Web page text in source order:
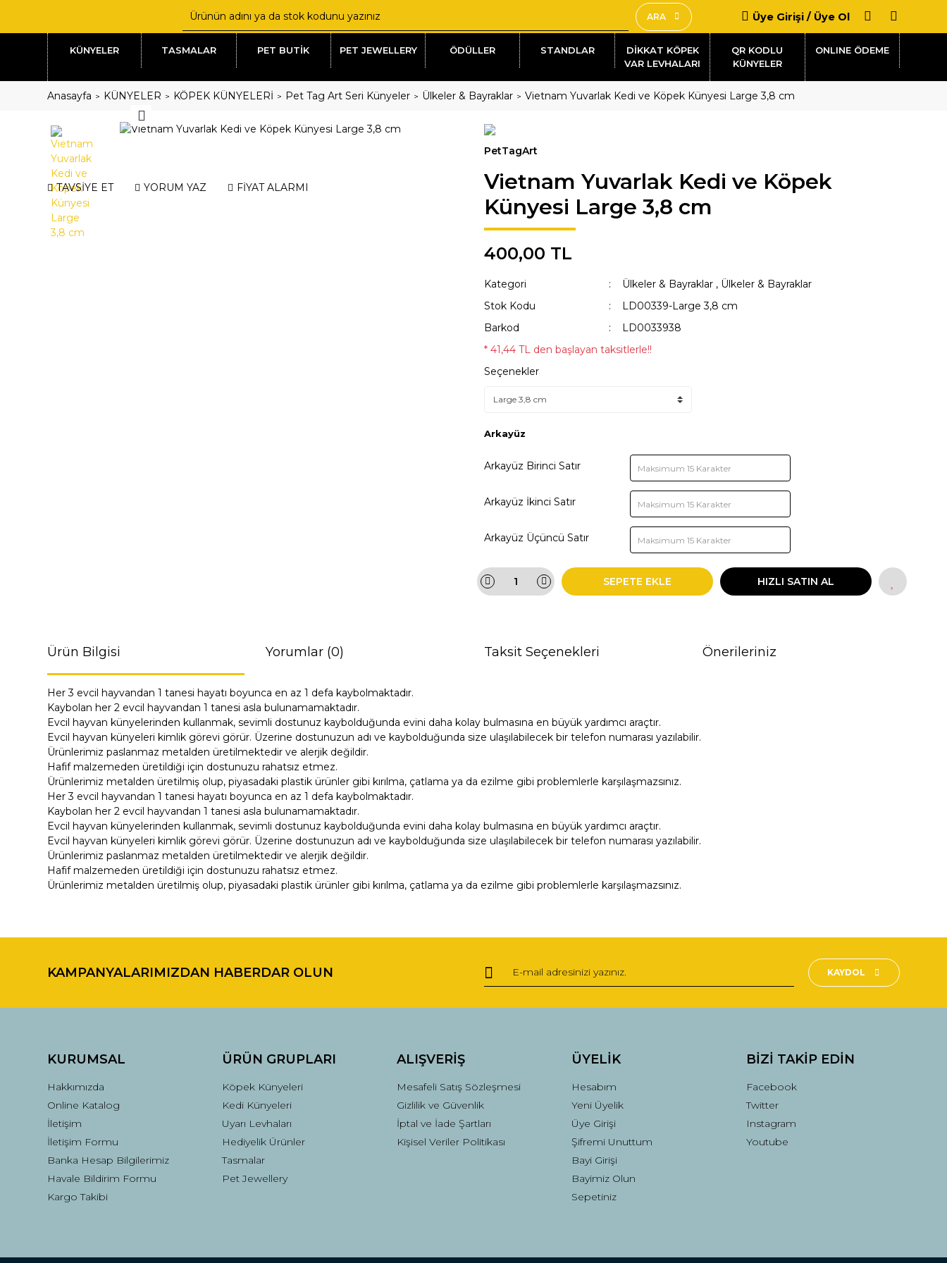
ARA Üye Girişi / Üye Ol
KÜNYELER TASMALAR PET BUTİK PET JEWELLERY ÖDÜLLER STANDLAR
DİKKAT KÖPEK
VAR LEVHALARI
QR KODLU
KÜNYELER
Anasayfa KÜNYELER KÖPEK KÜNYELERİ Pet Tag Art Seri Künyeler Ülkeler & Bayraklar Vietnam Yuvarlak Kedi ve Köpek Künyesi Large 3,8 cm
TAVSİYE ET YORUM YAZ FİYAT ALARMI
PetTagArt
Vietnam Yuvarlak Kedi ve Köpek
Künyesi Large 3,8 cm
400,00 TL
Kategori Ülkeler & Bayraklar , Ülkeler & Bayraklar
Stok Kodu
LD00339-Large 3,8 cm
Barkod
LD0033938
* 41,44 TL den başlayan taksitlerle!!
Seçenekler
Arkayüz
Arkayüz Birinci Satır
Arkayüz İkinci Satır
Arkayüz Üçüncü Satır
SEPETE EKLE HIZLI SATIN AL
Ürün Bilgisi Yorumlar (0) Taksit Seçenekleri Önerileriniz
Her 3 evcil hayvandan 1 tanesi hayatı boyunca en az 1 defa kaybolmaktadır.
Kaybolan her 2 evcil hayvandan 1 tanesi asla bulunamamaktadır.
Evcil hayvan künyelerinden kullanmak, sevimli dostunuz kaybolduğunda evini daha kolay bulmasına en büyük yardımcı araçtır.
Evcil hayvan künyeleri kimlik görevi görür. Üzerine dostunuzun adı ve kaybolduğunda size ulaşılabilecek bir telefon numarası yazılabilir.
Ürünlerimiz paslanmaz metalden üretilmektedir ve alerjik değildir.
Hafif malzemeden üretildiği için dostunuzu rahatsız etmez.
Ürünlerimiz metalden üretilmiş olup, piyasadaki plastik ürünler gibi kırılma, çatlama ya da ezilme gibi problemlerle karşılaşmazsınız.
Her 3 evcil hayvandan 1 tanesi hayatı boyunca en az 1 defa kaybolmaktadır.
Kaybolan her 2 evcil hayvandan 1 tanesi asla bulunamamaktadır.
Evcil hayvan künyelerinden kullanmak, sevimli dostunuz kaybolduğunda evini daha kolay bulmasına en büyük yardımcı araçtır.
Evcil hayvan künyeleri kimlik görevi görür. Üzerine dostunuzun adı ve kaybolduğunda size ulaşılabilecek bir telefon numarası yazılabilir.
Ürünlerimiz paslanmaz metalden üretilmektedir ve alerjik değildir.
Hafif malzemeden üretildiği için dostunuzu rahatsız etmez.
Ürünlerimiz metalden üretilmiş olup, piyasadaki plastik ürünler gibi kırılma, çatlama ya da ezilme gibi problemlerle karşılaşmazsınız.
Yorum Yaz
Görüş ve önerileriniz için teşekkür ederiz.
Ürün resmi kalitesiz, bozuk veya görüntülenemiyor.
Ürün bilgilerinde hatalar bulunuyor.
Bu ürüne benzer farklı alternatifler olmalı.
Gönder
KAMPANYALARIMIZDAN HABERDAR OLUN KAYDOL
KURUMSAL
Hakkımızda
Online Katalog
İletişim
İletişim Formu
Banka Hesap Bilgilerimiz
Havale Bildirim Formu
Kargo Takibi
ÜRÜN GRUPLARI
Köpek Künyeleri
Kedi Künyeleri
Uyarı Levhaları
Hediyelik Ürünler
Tasmalar
Pet Jewellery
ALIŞVERİŞ
Mesafeli Satış Sözleşmesi
Gizlilik ve Güvenlik
İptal ve İade Şartları
Kişisel Veriler Politikası
ÜYELİK
Hesabım
Yeni Üyelik
Üye Girişi
Şifremi Unuttum
Bayi Girişi
Bayimiz Olun
Sepetiniz
BİZİ TAKİP EDİN
Facebook
Twitter
Instagram
Youtube